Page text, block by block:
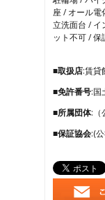
座 / オール電
立洗面台 / イ
ット不可 /
■取扱店:賃
■免許番号:国
■所属団体:（
■保証協会:(